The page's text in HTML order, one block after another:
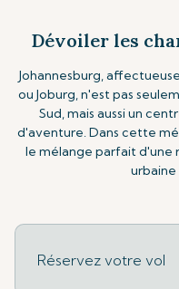
Dévoiler les
Johannesburg,
ou Joburg, n'est pas
Sud, mais aussi un
d'aventure. Dans cette
le mélange parfait d'une
Réservez votre vol